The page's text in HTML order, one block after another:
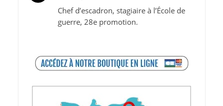
Chef d’escadron, stagiaire à l’École de
guerre, 28e promotion.